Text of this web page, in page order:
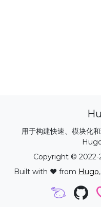
用于构建快速、模块化
Copyright © 2022-
Built with ❤️ from Hugo,